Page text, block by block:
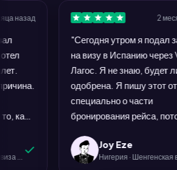
2 месяца назад
"Сегодня утром я подал заявку
на визу в Испанию через VFS
Лагос. Я не знаю, будет ли виза
одобрена. Я пишу этот отзыв
специально о части
бронирования рейса, потому что
этом процессе, который не
заставлял меня рвать на себе
Joy Eze
Нигерия · Шенгенская виза (Испания)